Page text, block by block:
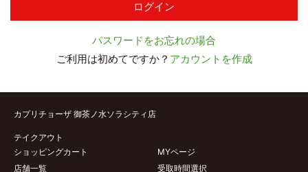
ログイン
パスワードをお忘れの場合
ご利用は初めてですか？ アカウントを作成
カプリチョーザ 御茶ノ水ソラシティ店
テイクアウト
ショッピングカート
受取時間選択
店舗一覧
MYページ